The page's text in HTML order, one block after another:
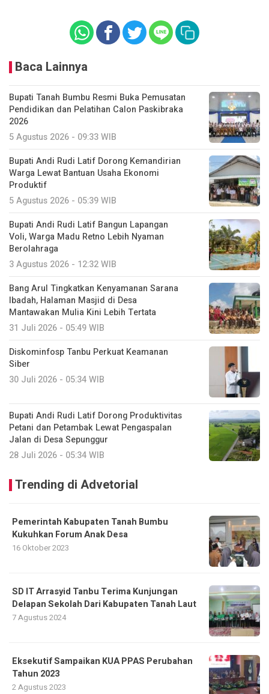
Baca Lainnya
Bupati Tanah Bumbu Resmi Buka Pemusatan
Pendidikan dan Pelatihan Calon Paskibraka
2026
5 Agustus 2026 - 09:33 WIB
Bupati Andi Rudi Latif Dorong Kemandirian
Warga Lewat Bantuan Usaha Ekonomi
Produktif
5 Agustus 2026 - 05:39 WIB
Bupati Andi Rudi Latif Bangun Lapangan
Voli, Warga Madu Retno Lebih Nyaman
Berolahraga
3 Agustus 2026 - 12:32 WIB
Bang Arul Tingkatkan Kenyamanan Sarana
Ibadah, Halaman Masjid di Desa
Mantawakan Mulia Kini Lebih Tertata
31 Juli 2026 - 05:49 WIB
Diskominfosp Tanbu Perkuat Keamanan
Siber
30 Juli 2026 - 05:34 WIB
Bupati Andi Rudi Latif Dorong Produktivitas
Petani dan Petambak Lewat Pengaspalan
Jalan di Desa Sepunggur
28 Juli 2026 - 05:34 WIB
Trending di Advetorial
Pemerintah Kabupaten Tanah Bumbu
Kukuhkan Forum Anak Desa
16 Oktober 2023
SD IT Arrasyid Tanbu Terima Kunjungan
Delapan Sekolah Dari Kabupaten Tanah Laut
7 Agustus 2024
Eksekutif Sampaikan KUA PPAS Perubahan
Tahun 2023
2 Agustus 2023